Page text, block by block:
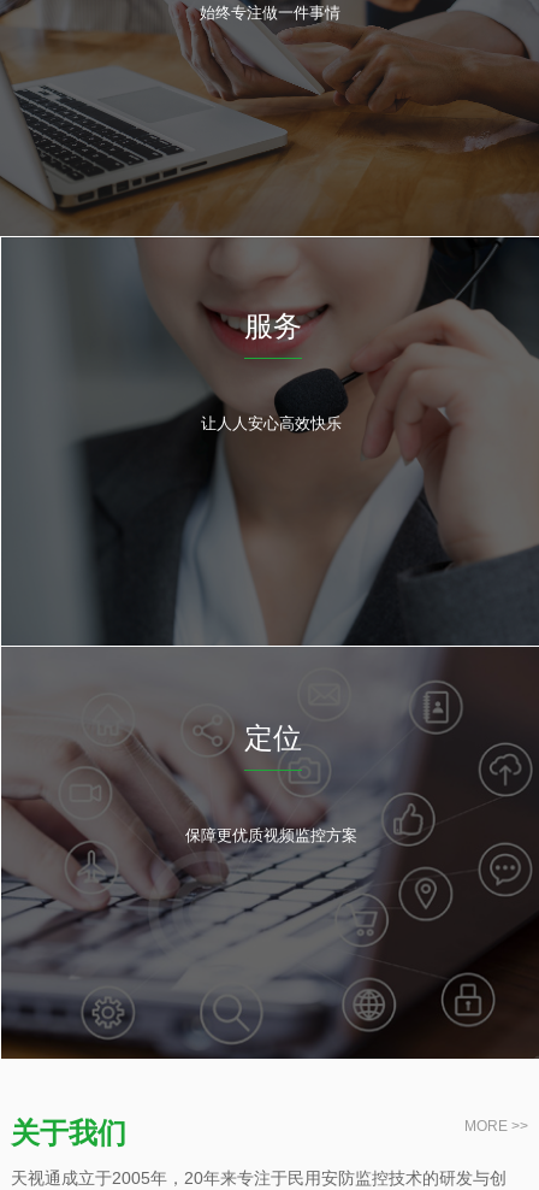
始终专注做一件事情
服务
让人人安心高效快乐
定位
保障更优质视频监控方案
关于我们 MORE >>
天视通成立于2005年，20年来专注于民用安防监控技术的研发与创